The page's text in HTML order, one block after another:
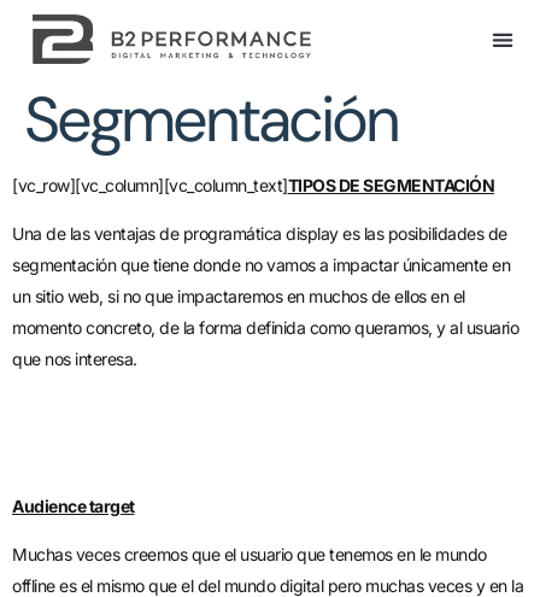
Segmentación
[vc_row][vc_column][vc_column_text]TIPOS DE SEGMENTACIÓN
Una de las ventajas de programática display es las posibilidades de
segmentación que tiene donde no vamos a impactar únicamente en
un sitio web, si no que impactaremos en muchos de ellos en el
momento concreto, de la forma definida como queramos, y al usuario
que nos interesa.
Audience target
Muchas veces creemos que el usuario que tenemos en le mundo
offline es el mismo que el del mundo digital pero muchas veces y en la